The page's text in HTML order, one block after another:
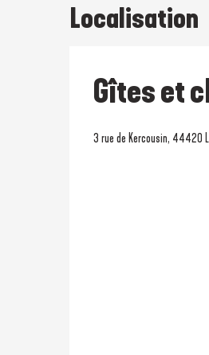
Localisation
Gîtes et
3 rue de Kercousin, 44420